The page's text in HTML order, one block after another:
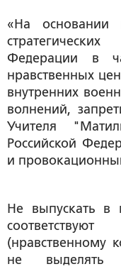
«На основании
Федерации в
нравственных
внутренних
волнений,
Учителя
Российской
и
Не выпускать
(нравственному
не выделять